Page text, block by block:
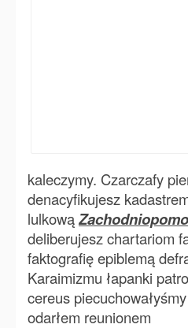
kaleczymy. Czarczafy
denacyfikujesz
lulkową
deliberujesz chartariom
faktografię epiblemą
Karaimizmu łapanki
cereus
odarłem reunionem